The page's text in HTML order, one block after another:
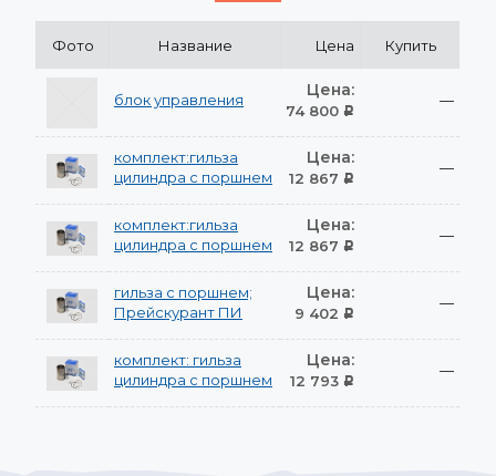
Фото Название Цена Купить
блок управления Цена:
74 800 Р
—
комплект:гильза
цилиндра с поршнем
Цена:
12 867 Р
—
комплект:гильза
цилиндра с поршнем
Цена:
12 867 Р
—
гильза с поршнем;
Прейскурант ПИ
Цена:
9 402 Р
—
комплект: гильза
цилиндра с поршнем
Цена:
12 793 Р
—